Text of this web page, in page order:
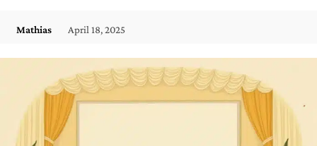
Mathias April 18, 2025